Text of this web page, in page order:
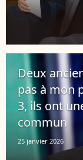
Deux
pas à mon
3, ils ont
commun
25 janvier 2026